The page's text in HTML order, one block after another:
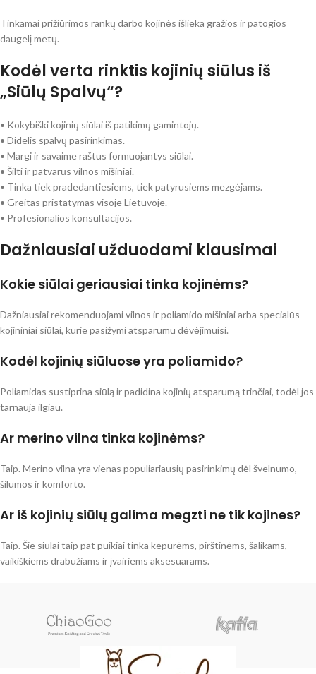
Tinkamai prižiūrimos rankų darbo kojinės išlieka gražios ir patogios
daugelį metų.
Kodėl verta rinktis kojinių siūlus iš
„Siūlų Spalvų“?
• Kokybiški kojinių siūlai iš patikimų gamintojų.
• Didelis spalvų pasirinkimas.
• Margi ir savaime raštus formuojantys siūlai.
• Šilti ir patvarūs vilnos mišiniai.
• Tinka tiek pradedantiesiems, tiek patyrusiems mezgėjams.
• Greitas pristatymas visoje Lietuvoje.
• Profesionalios konsultacijos.
Dažniausiai užduodami klausimai
Kokie siūlai geriausiai tinka kojinėms?
Dažniausiai rekomenduojami vilnos ir poliamido mišiniai arba specialūs
kojininiai siūlai, kurie pasižymi atsparumu dėvėjimuisi.
Kodėl kojinių siūluose yra poliamido?
Poliamidas sustiprina siūlą ir padidina kojinių atsparumą trinčiai, todėl jos
tarnauja ilgiau.
Ar merino vilna tinka kojinėms?
Taip. Merino vilna yra vienas populiariausių pasirinkimų dėl švelnumo,
šilumos ir komforto.
Ar iš kojinių siūlų galima megzti ne tik kojines?
Taip. Šie siūlai taip pat puikiai tinka kepurėms, pirštinėms, šalikams,
vaikiškiems drabužiams ir įvairiems aksesuarams.